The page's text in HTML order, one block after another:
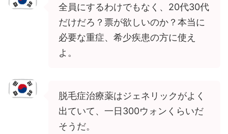
全員にするわけでもなく、20代30代
だけだろ？票が欲しいのか？本当に
必要な重症、希少疾患の方に使え
よ。
脱毛症治療薬はジェネリックがよく
出ていて、一日300ウォンくらいだ
そうだ。